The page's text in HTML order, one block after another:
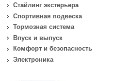
Стайлинг экстерьера
Спортивная подвеска
Тормозная система
Впуск и выпуск
Комфорт и безопасность
Электроника